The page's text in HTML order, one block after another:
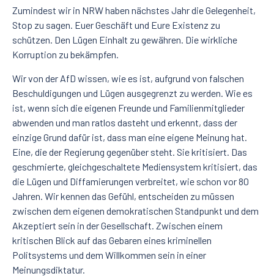
Zumindest wir in NRW haben nächstes Jahr die Gelegenheit,
Stop zu sagen. Euer Geschäft und Eure Existenz zu
schützen. Den Lügen Einhalt zu gewähren. Die wirkliche
Korruption zu bekämpfen.
Wir von der AfD wissen, wie es ist, aufgrund von falschen
Beschuldigungen und Lügen ausgegrenzt zu werden. Wie es
ist, wenn sich die eigenen Freunde und Familienmitglieder
abwenden und man ratlos dasteht und erkennt, dass der
einzige Grund dafür ist, dass man eine eigene Meinung hat.
Eine, die der Regierung gegenüber steht. Sie kritisiert. Das
geschmierte, gleichgeschaltete Mediensystem kritisiert, das
die Lügen und Diffamierungen verbreitet, wie schon vor 80
Jahren. Wir kennen das Gefühl, entscheiden zu müssen
zwischen dem eigenen demokratischen Standpunkt und dem
Akzeptiert sein in der Gesellschaft. Zwischen einem
kritischen Blick auf das Gebaren eines kriminellen
Politsystems und dem Willkommen sein in einer
Meinungsdiktatur.